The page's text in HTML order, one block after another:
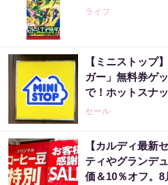
ライフ
【ミニストップ
ガー」無料券ゲ
で！ホットスナ
セール
【カルディ最新
ティやグランデ
価＆10％オフ。8